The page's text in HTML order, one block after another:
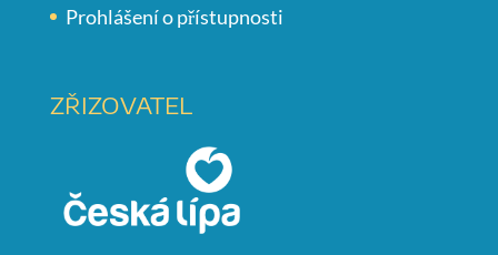
Prohlášení o přístupnosti
ZŘIZOVATEL